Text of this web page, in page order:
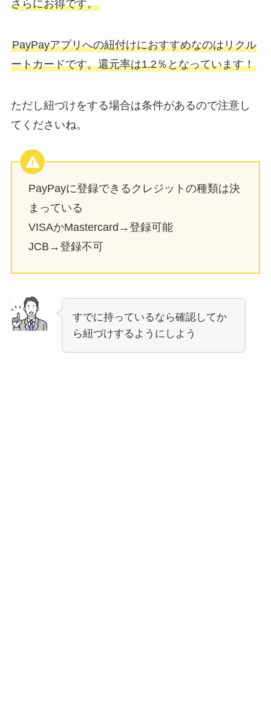
さらにお得です。
PayPayアプリへの紐付けにおすすめなのはリクル
ートカードです。還元率は1.2％となっています！
ただし紐づけをする場合は条件があるので注意し
てくださいね。
PayPayに登録できるクレジットの種類は決
まっている
VISAかMastercard→登録可能
JCB→登録不可
すでに持っているなら確認してか
ら紐づけするようにしよう